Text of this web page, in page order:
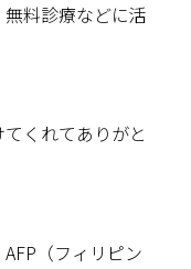
料診療などに活
くれてありがと
（フィリピン